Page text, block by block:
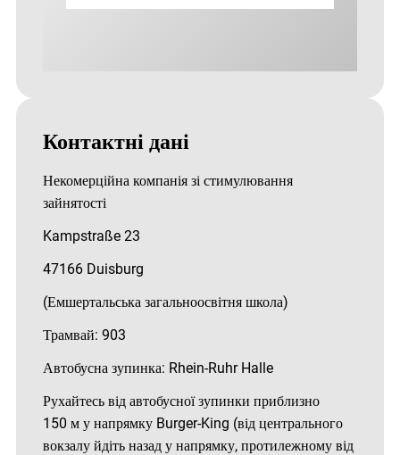
Контактні дані
Некомерційна компанія зі стимулювання
зайнятості
Kampstraße 23
47166 Duisburg
(Емшертальська загальноосвітня школа)
Трамвай: 903
Автобусна зупинка: Rhein-Ruhr Halle
Рухайтесь від автобусної зупинки приблизно
150 м у напрямку Burger-King (від центрального
вокзалу йдіть назад у напрямку, протилежному від